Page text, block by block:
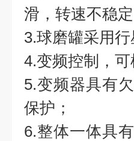
滑，转速不稳
3.球磨罐采用
4.变频控制，
5.变频器具有
保护；
6.整体一体具